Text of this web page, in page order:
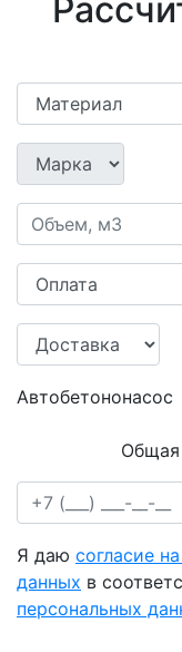
Автобетононасос
Общая
Я даю согласие
данных в
персональных